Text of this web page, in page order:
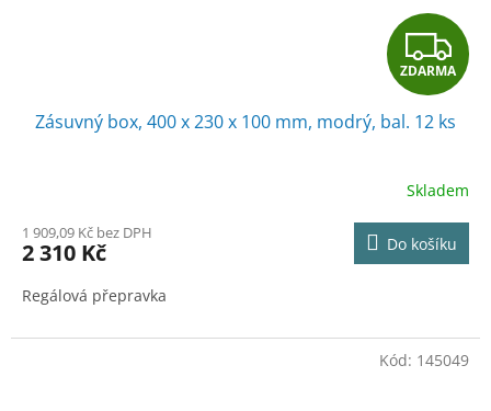
Z
D
A
R
M
A
ZDARMA
Zásuvný box, 400 x 230 x 100 mm, modrý, bal. 12 ks
Skladem
1 909,09 Kč bez DPH
2 310 Kč Do košíku
Regálová přepravka
Kód: 145049